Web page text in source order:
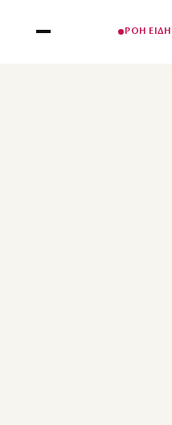
ΡΟΗ